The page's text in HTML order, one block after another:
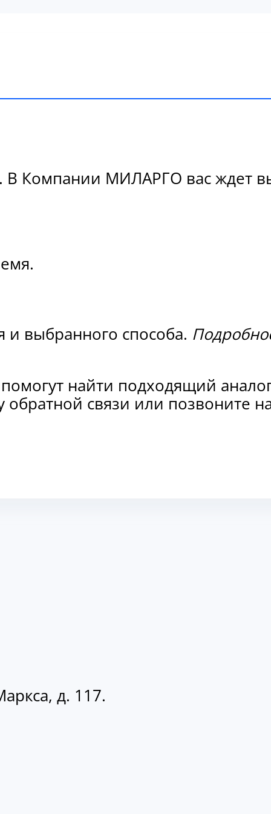
Компании МИЛАРГО вас ждет
и выбранного способа.
найти подходящий
обратной связи или
д. 117.